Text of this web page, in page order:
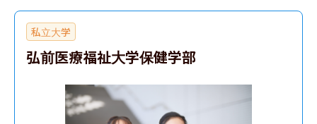
私立大学
弘前医療福祉大学保健学部